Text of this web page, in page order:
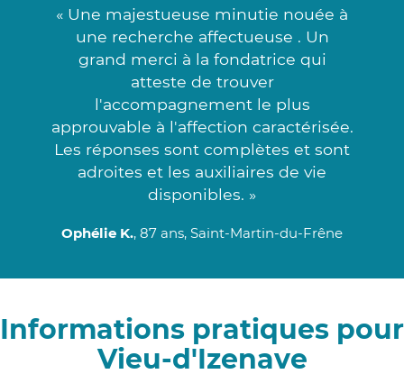
« Une majestueuse minutie nouée à
une recherche affectueuse . Un
grand merci à la fondatrice qui
atteste de trouver
l'accompagnement le plus
approuvable à l'affection caractérisée.
Les réponses sont complètes et sont
adroites et les auxiliaires de vie
disponibles. »
Ophélie K., 87 ans, Saint-Martin-du-Frêne
Informations pratiques pour
Vieu-d'Izenave